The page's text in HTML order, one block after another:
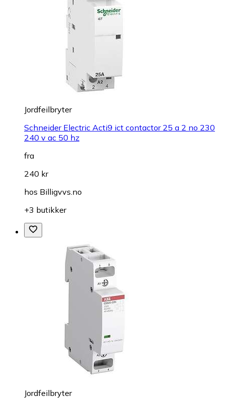
Jordfeilbryter
Schneider Electric Acti9 ict contactor 25 a 2 no 230
240 v ac 50 hz
fra
240 kr
hos Billigvvs.no
+3 butikker
Jordfeilbryter